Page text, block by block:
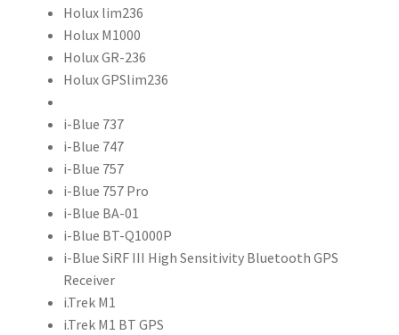
Holux lim236
Holux M1000
Holux GR-236
Holux GPSlim236
i-Blue 737
i-Blue 747
i-Blue 757
i-Blue 757 Pro
i-Blue BA-01
i-Blue BT-Q1000P
i-Blue SiRF III High Sensitivity Bluetooth GPS
Receiver
i.Trek M1
i.Trek M1 BT GPS